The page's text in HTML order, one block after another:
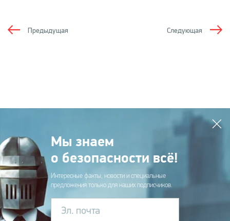
Следующая
Предыдущая
Мы знаем
о безопасности всё!
Интересные факты, новости и специальные
предложения только для наших подписчиков.
Эл. почта